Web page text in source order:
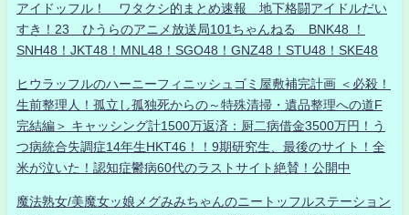
アイドッフル！ ワタクシ的まとめ速報 地下格闘アイドルだい
すき！23 ひうらのアニメ放送局101ちゃんねる BNK48 ！
SNH48！JKT48！MNL48！SGO48！GNZ48！STU48！SKE48
ヒウラッフルのハーニーフィニッシュゴミ屋敷補完計画 ＜必殺！
生前整理人！孤立し孤独死からの～特殊清掃・遺品整理への道F
完結編＞ キャッシング計1500万返済：厨二病借金3500万円！う
つ病統合失調症14年生HKT46！！9期研究生、最後のサイト！全
米が泣いた！認知症鬱病60代のラストサイト絶賛！公開中
魔法熟女/美魔女ッ娘メグみみちゃんのニートッフルステーション